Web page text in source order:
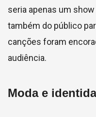
seria apenas um
também do público
canções foram
audiência.
Moda e